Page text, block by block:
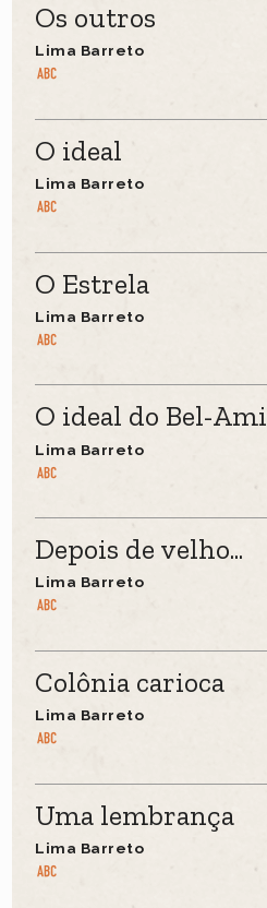
Os outros
Lima Barreto
O ideal
Lima Barreto
O Estrela
Lima Barreto
O ideal do Bel-Ami
Lima Barreto
Depois de velho...
Lima Barreto
Colônia carioca
Lima Barreto
Uma lembrança
Lima Barreto